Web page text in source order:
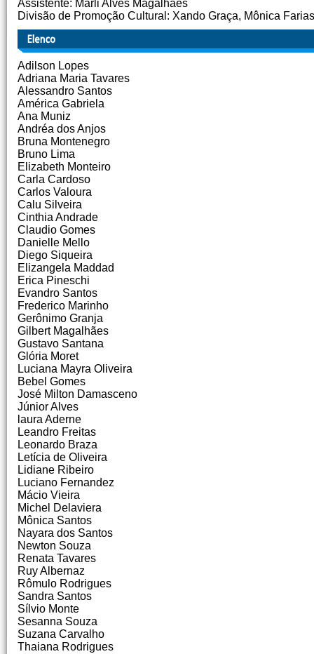
Assistente: Marli Alves Magalhães
Divisão de Promoção Cultural: Xando Graça, Mônica Farias
Adilson Lopes
Adriana Maria Tavares
Alessandro Santos
América Gabriela
Ana Muniz
Andréa dos Anjos
Bruna Montenegro
Bruno Lima
Elizabeth Monteiro
Carla Cardoso
Carlos Valoura
Calu Silveira
Cinthia Andrade
Claudio Gomes
Danielle Mello
Diego Siqueira
Elizangela Maddad
Erica Pineschi
Evandro Santos
Frederico Marinho
Gerônimo Granja
Gilbert Magalhães
Gustavo Santana
Glória Moret
Luciana Mayra Oliveira
Bebel Gomes
José Milton Damasceno
Júnior Alves
laura Aderne
Leandro Freitas
Leonardo Braza
Letícia de Oliveira
Lidiane Ribeiro
Luciano Fernandez
Mácio Vieira
Michel Delaviera
Mônica Santos
Nayara dos Santos
Newton Souza
Renata Tavares
Ruy Albernaz
Rômulo Rodrigues
Sandra Santos
Sílvio Monte
Sesanna Souza
Suzana Carvalho
Thaiana Rodrigues